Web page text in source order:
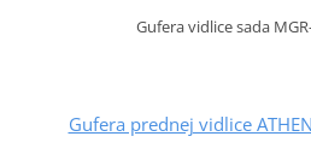
Gufera vidlice sada
Gufera prednej vidlice